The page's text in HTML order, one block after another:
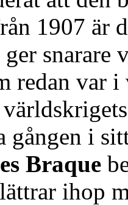
1907 är
ger
redan var
gången i
Braque
ihop